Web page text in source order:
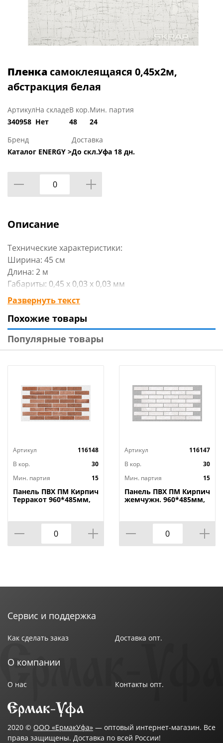
Пленка самоклеящаяся 0,45х2м,
абстракция белая
Артикул
340958
На складе
Нет
В кор.
48
Мин. партия
24
Бренд
Каталог ENERGY >
Доставка
До скл.Уфа 18 дн.
Описание
Технические характеристики:
Ширина: 45 см
Длина: 2 м
Габариты: 0,45 х 0,03 х 0,03 мм
Вид упаковки: термоусадка, стикер
Материал изделия: ПВХ, в рулоне
Цвет: белый
Бренд: «Рыжий кот»
Страна-изготовитель: Россия
Развернуть текст
Похожие товары
Популярные товары
Артикул
116148
В кор.
30
Мин. партия
15
Панель ПВХ ПМ Кирпич
Терракот 960*485мм,
Артикул
116147
В кор.
30
Мин. партия
15
Панель ПВХ ПМ Кирпич
жемчужн. 960*485мм,
Сервис и поддержка
Как сделать заказ Доставка опт.
О компании
О нас Контакты опт.
2020 © ООО «ЕрмакУфа» — оптовый интернет-магазин. Все
права защищены. Доставка по всей России!